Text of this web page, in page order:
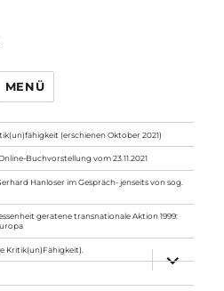
MENÜ
(erschienen Oktober 2021)
Buchvorstellung vom 23.11.2021
Hanloser im Gespräch- jenseits von sog.
geratene transnationale Aktion 1999:
Kritik(un)Fähigkeit).
anzeigen